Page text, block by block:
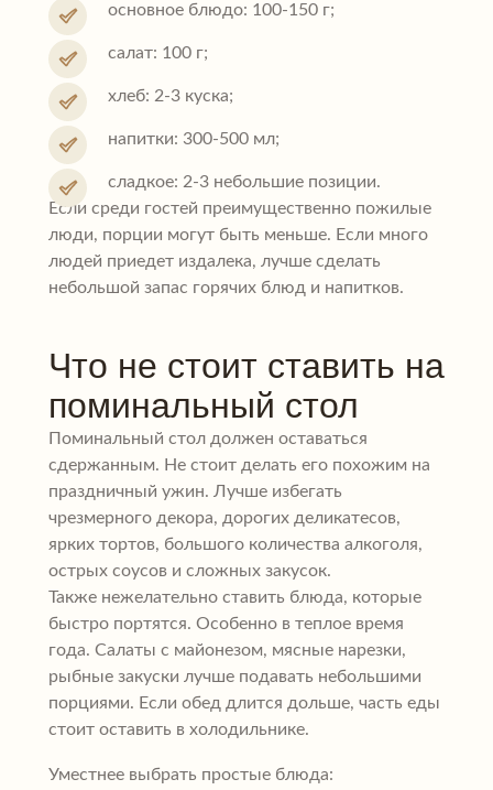
основное блюдо: 100-150 г;
салат: 100 г;
хлеб: 2-3 куска;
напитки: 300-500 мл;
сладкое: 2-3 небольшие позиции.
Если среди гостей преимущественно пожилые
люди, порции могут быть меньше. Если много
людей приедет издалека, лучше сделать
небольшой запас горячих блюд и напитков.
Что не стоит ставить на
поминальный стол
Поминальный стол должен оставаться
сдержанным. Не стоит делать его похожим на
праздничный ужин. Лучше избегать
чрезмерного декора, дорогих деликатесов,
ярких тортов, большого количества алкоголя,
острых соусов и сложных закусок.
Также нежелательно ставить блюда, которые
быстро портятся. Особенно в теплое время
года. Салаты с майонезом, мясные нарезки,
рыбные закуски лучше подавать небольшими
порциями. Если обед длится дольше, часть еды
стоит оставить в холодильнике.
Уместнее выбрать простые блюда: